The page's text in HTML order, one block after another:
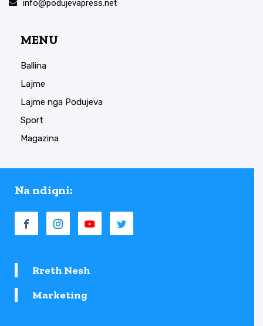
info@podujevapress.net
MENU
Ballina
Lajme
Lajme nga Podujeva
Sport
Magazina
Na ndiqni:
Rreth Nesh
Marketing